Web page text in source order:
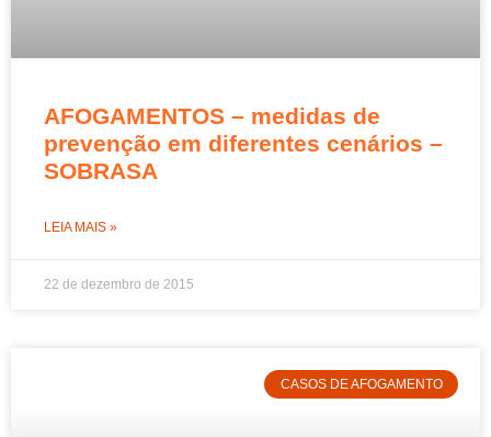
AFOGAMENTOS – medidas de
prevenção em diferentes cenários –
SOBRASA
LEIA MAIS »
22 de dezembro de 2015
CASOS DE AFOGAMENTO